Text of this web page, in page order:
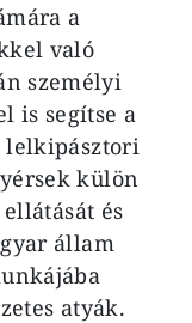
a
való
személyi
is segítse a
lelkipásztori
külön
és
állam
atyák.